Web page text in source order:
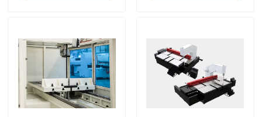
Γύρος εργοστασίων
Ποιοτικός έλεγχος